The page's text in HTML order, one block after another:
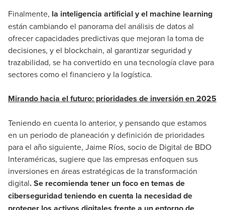
Finalmente, la inteligencia artificial y el machine learning
están cambiando el panorama del análisis de datos al
ofrecer capacidades predictivas que mejoran la toma de
decisiones, y el blockchain, al garantizar seguridad y
trazabilidad, se ha convertido en una tecnología clave para
sectores como el financiero y la logística.
Mirando hacia el futuro: prioridades de inversión en 2025
Teniendo en cuenta lo anterior, y pensando que estamos
en un periodo de planeación y definición de prioridades
para el año siguiente, Jaime Ríos, socio de Digital de BDO
Interaméricas, sugiere que las empresas enfoquen sus
inversiones en áreas estratégicas de la transformación
digital. Se recomienda tener un foco en temas de
ciberseguridad teniendo en cuenta la necesidad de